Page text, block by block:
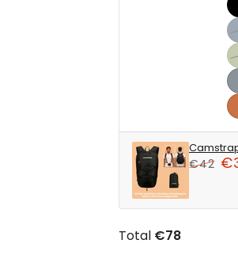
€42
Total €78